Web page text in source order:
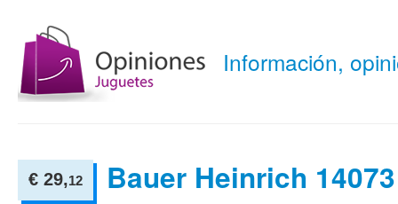
Información,
€ 29,12 Bauer Heinrich 14073